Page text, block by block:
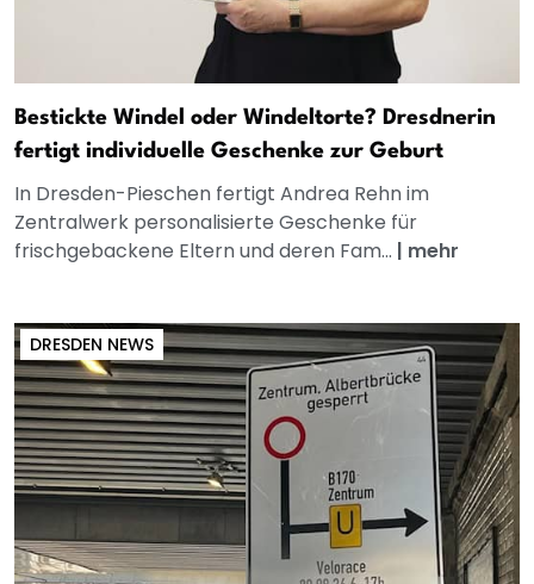
Bestickte Windel oder Windeltorte? Dresdnerin
fertigt individuelle Geschenke zur Geburt
In Dresden-Pieschen fertigt Andrea Rehn im
Zentralwerk personalisierte Geschenke für
frischgebackene Eltern und deren Fam... | mehr
DRESDEN NEWS